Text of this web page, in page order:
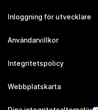
Inloggning för utvecklare
Användarvillkor
Integritetspolicy
Webbplatskarta